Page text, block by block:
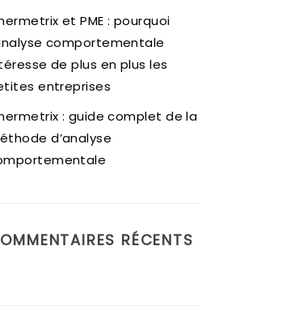
et PME : pourquoi
comportementale
de plus en plus les
entreprises
: guide complet de la
d’analyse
RÉCENTS